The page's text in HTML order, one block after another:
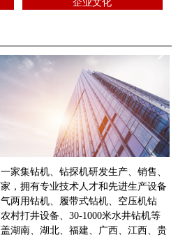
家集钻机、钻探机研发生产、销售、
，拥有专业技术人才和先进生产设备
两用钻机、履带式钻机、空压机钻
村打井设备、30-1000米水井钻机等
湖南、湖北、福建、广西、江西、贵